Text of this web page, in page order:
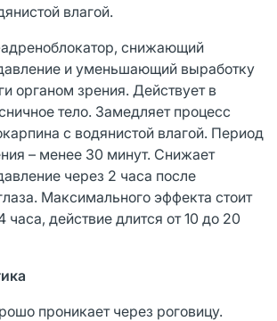
влагой.
снижающий
и уменьшающий выработку
органом зрения. Действует в
тело. Замедляет процесс
с водянистой влагой. Период
– менее 30 минут. Снижает
через 2 часа после
Максимального эффекта стоит
часа, действие длится от 10 до 20
проникает через роговицу.